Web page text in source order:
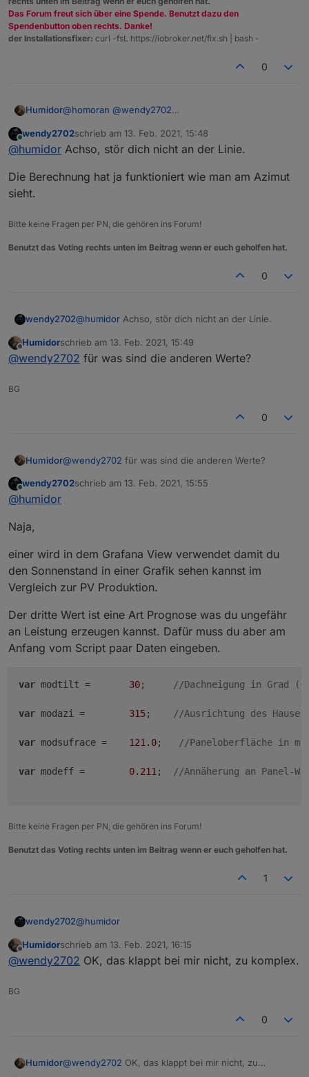
Das Forum freut sich über eine Spende. Benutzt dazu den
Spendenbutton oben rechts. Danke!
der Installationsfixer: curl -fsL https://iobroker.net/fix.sh | bash -
0
Humidor@homoran @wendy2702
@Homorandiese rote schleuder Bremsspur...da
habs zumindes schon geschafft die Zeit in Grafana
rein zu bringen
Online
wendy2702schrieb am 13. Feb. 2021, 15:48
zuletzt editiert von
@humidor Achso, stör dich nicht an der Linie.
Die Berechnung hat ja funktioniert wie man am Azimut
sieht.
Bitte keine Fragen per PN, die gehören ins Forum!
Benutzt das Voting rechts unten im Beitrag wenn er euch geholfen hat.
0
wendy2702@humidor Achso, stör dich nicht an der Linie.
Die Berechnung hat ja funktioniert wie man am
Azimut sieht.
Offline
Humidorschrieb am 13. Feb. 2021, 15:49
zuletzt editiert von
@wendy2702 für was sind die anderen Werte?
BG
0
Humidor@wendy2702 für was sind die anderen Werte?
Online
wendy2702schrieb am 13. Feb. 2021, 15:55
zuletzt editiert von
@humidor
Naja,
einer wird in dem Grafana View verwendet damit du
den Sonnenstand in einer Grafik sehen kannst im
Vergleich zur PV Produktion.
Der dritte Wert ist eine Art Prognose was du ungefähr
an Leistung erzeugen kannst. Dafür muss du aber am
Anfang vom Script paar Daten eingeben.
var modtilt = 30; //Dachneigung in Grad
var modazi = 315; //Ausrichtung des
var modsufrace = 121.0; //Paneloberfläche in
var modeff = 0.211; //Annäherung an Panel-
Bitte keine Fragen per PN, die gehören ins Forum!
Benutzt das Voting rechts unten im Beitrag wenn er euch geholfen hat.
1
wendy2702@humidor
Naja,
ungefähr an Leistung erzeugen kannst. Dafür
Offline
Humidorschrieb am 13. Feb. 2021, 16:15
zuletzt editiert von
@wendy2702 OK, das klappt bei mir nicht, zu komplex.
BG
0
Humidor@wendy2702 OK, das klappt bei mir nicht, zu